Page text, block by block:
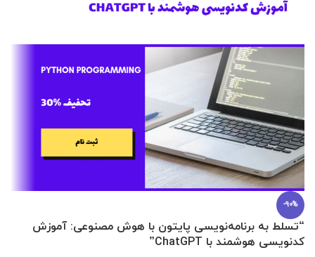
-90%
“تسلط به برنامه‌نویسی پایتون با هوش مصنوعی: آموزش
کدنویسی هوشمند با ChatGPT”